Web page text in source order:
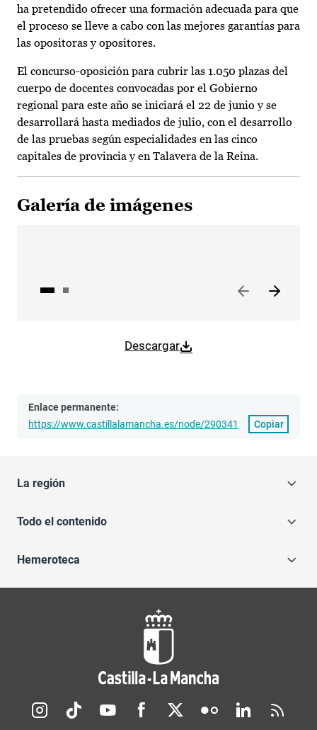
ha pretendido ofrecer una formación adecuada para que
el proceso se lleve a cabo con las mejores garantías para
las opositoras y opositores.
El concurso-oposición para cubrir las 1.050 plazas del
cuerpo de docentes convocadas por el Gobierno
regional para este año se iniciará el 22 de junio y se
desarrollará hasta mediados de julio, con el desarrollo
de las pruebas según especialidades en las cinco
capitales de provincia y en Talavera de la Reina.
Galería de imágenes
Descargar
Enlace permanente:
https://www.castillalamancha.es/node/290341
Copiar
La región
Todo el contenido
Hemeroteca
Redes sociales JCCM